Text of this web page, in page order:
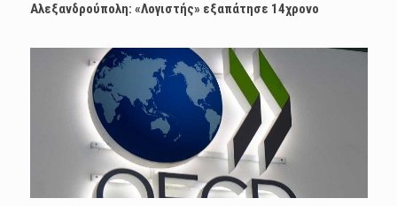
Αλεξανδρούπολη: «Λογιστής» εξαπάτησε 14χρονο